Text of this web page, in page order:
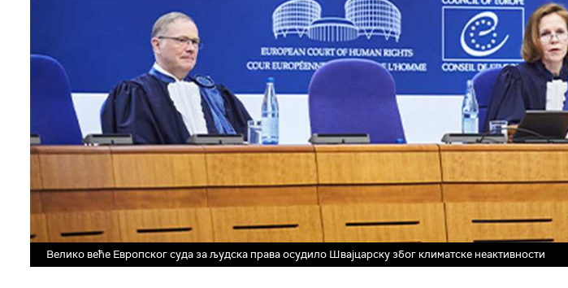
Велико веће Европског суда за људска права осудило Швајцарску због климатске неактивности